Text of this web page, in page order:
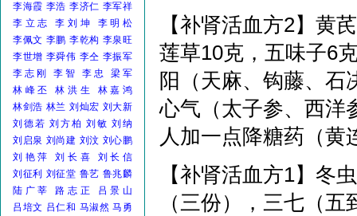
李海霞 李浩 李济仁 李军祥
李立志
李刘坤
李明松
李佩文 李鹏 李乾构 李泉旺
李世增 李舜伟 李仝 李振军
李志刚
李智 李忠
梁军
林峰丕
林洪生
林嘉鸿
林剑浩 林兰 刘灿宏 刘大新
刘德若 刘方柏 刘敏 刘纳
刘启泉 刘尚建 刘汶 刘心鹏
刘艳萍
刘长喜
刘长信
刘征利 刘征堂 鲁艺 鲁兆麟
陆广莘
路志正
吕景山
吕培文 吕仁和 马淑然 马勇
【补肾活血方2】黄
莲草10克，五味子6
阳（天麻、钩藤、石
心气（太子参、西洋
人加一点降糖药（黄
【补肾活血方1】冬
（三份），三七（